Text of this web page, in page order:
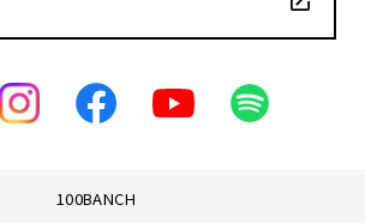
100BANCH